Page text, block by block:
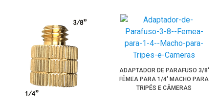
ADAPTADOR DE PARAFUSO 3/8'
FÊMEA PARA 1/4' MACHO PARA
TRIPÉS E CÂMERAS